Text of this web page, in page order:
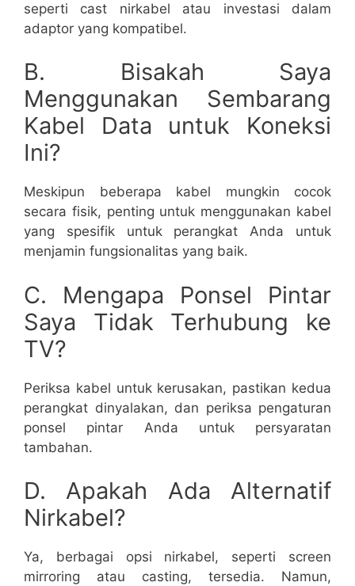
seperti cast nirkabel atau investasi dalam
adaptor yang kompatibel.
B. Bisakah Saya
Menggunakan Sembarang
Kabel Data untuk Koneksi
Ini?
Meskipun beberapa kabel mungkin cocok
secara fisik, penting untuk menggunakan kabel
yang spesifik untuk perangkat Anda untuk
menjamin fungsionalitas yang baik.
C. Mengapa Ponsel Pintar
Saya Tidak Terhubung ke
TV?
Periksa kabel untuk kerusakan, pastikan kedua
perangkat dinyalakan, dan periksa pengaturan
ponsel pintar Anda untuk persyaratan
tambahan.
D. Apakah Ada Alternatif
Nirkabel?
Ya, berbagai opsi nirkabel, seperti screen
mirroring atau casting, tersedia. Namun,